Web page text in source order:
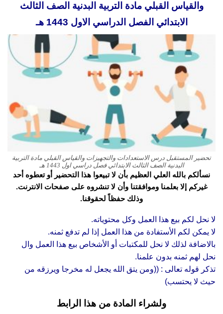
والقياس القبلي مادة التربية البدنية الصف الثالث
الابتدائي الفصل الدراسي الاول 1443 هـ
تحضير المستقبل درس الاستعدادات والتجهيزات والقياس القبلي مادة التربية
البدنية الصف الثالث الابتدائي فصل دراسي اول 1443 هـ
نسألكم بالله العلي العظيم بأن لا تبيعوا هذا التحضير أو تعطوه أحد
غيركم إلا بعلمنا وموافقتنا وأن لا تنشروه على صفحات الانترنت.
وذلك حفظاً لحقوقنا.
لا نحل لكم بيع هذا العمل وكل محتوياته.
لا يمكن لكم الأستفادة من هذا العمل إذا لم تدفع ثمنه.
بالاضافة لذلك لا نحل للمكتبات أو الأشخاص بيع هذا العمل وال
نحل لهم ثمنه بدون علمنا.
تذكر قوله تعالى : ((ومن يتق الله يجعل له مخرجا ويرزقه من
حيث لا يحتسب)
ولشراء المادة من هذا الرابط